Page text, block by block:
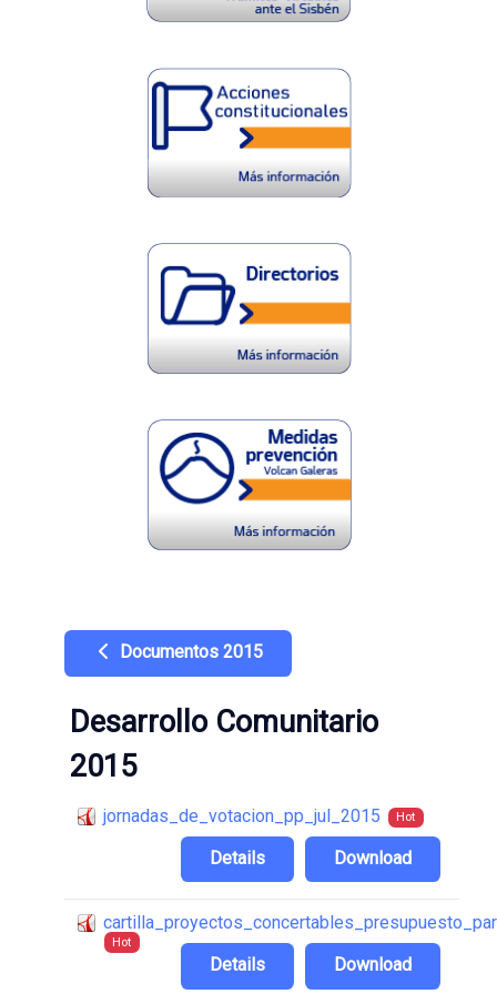
Documentos 2015
Desarrollo Comunitario
2015
jornadas_de_votacion_pp_jul_2015 Hot
Download
Details
Hot
Download
Details